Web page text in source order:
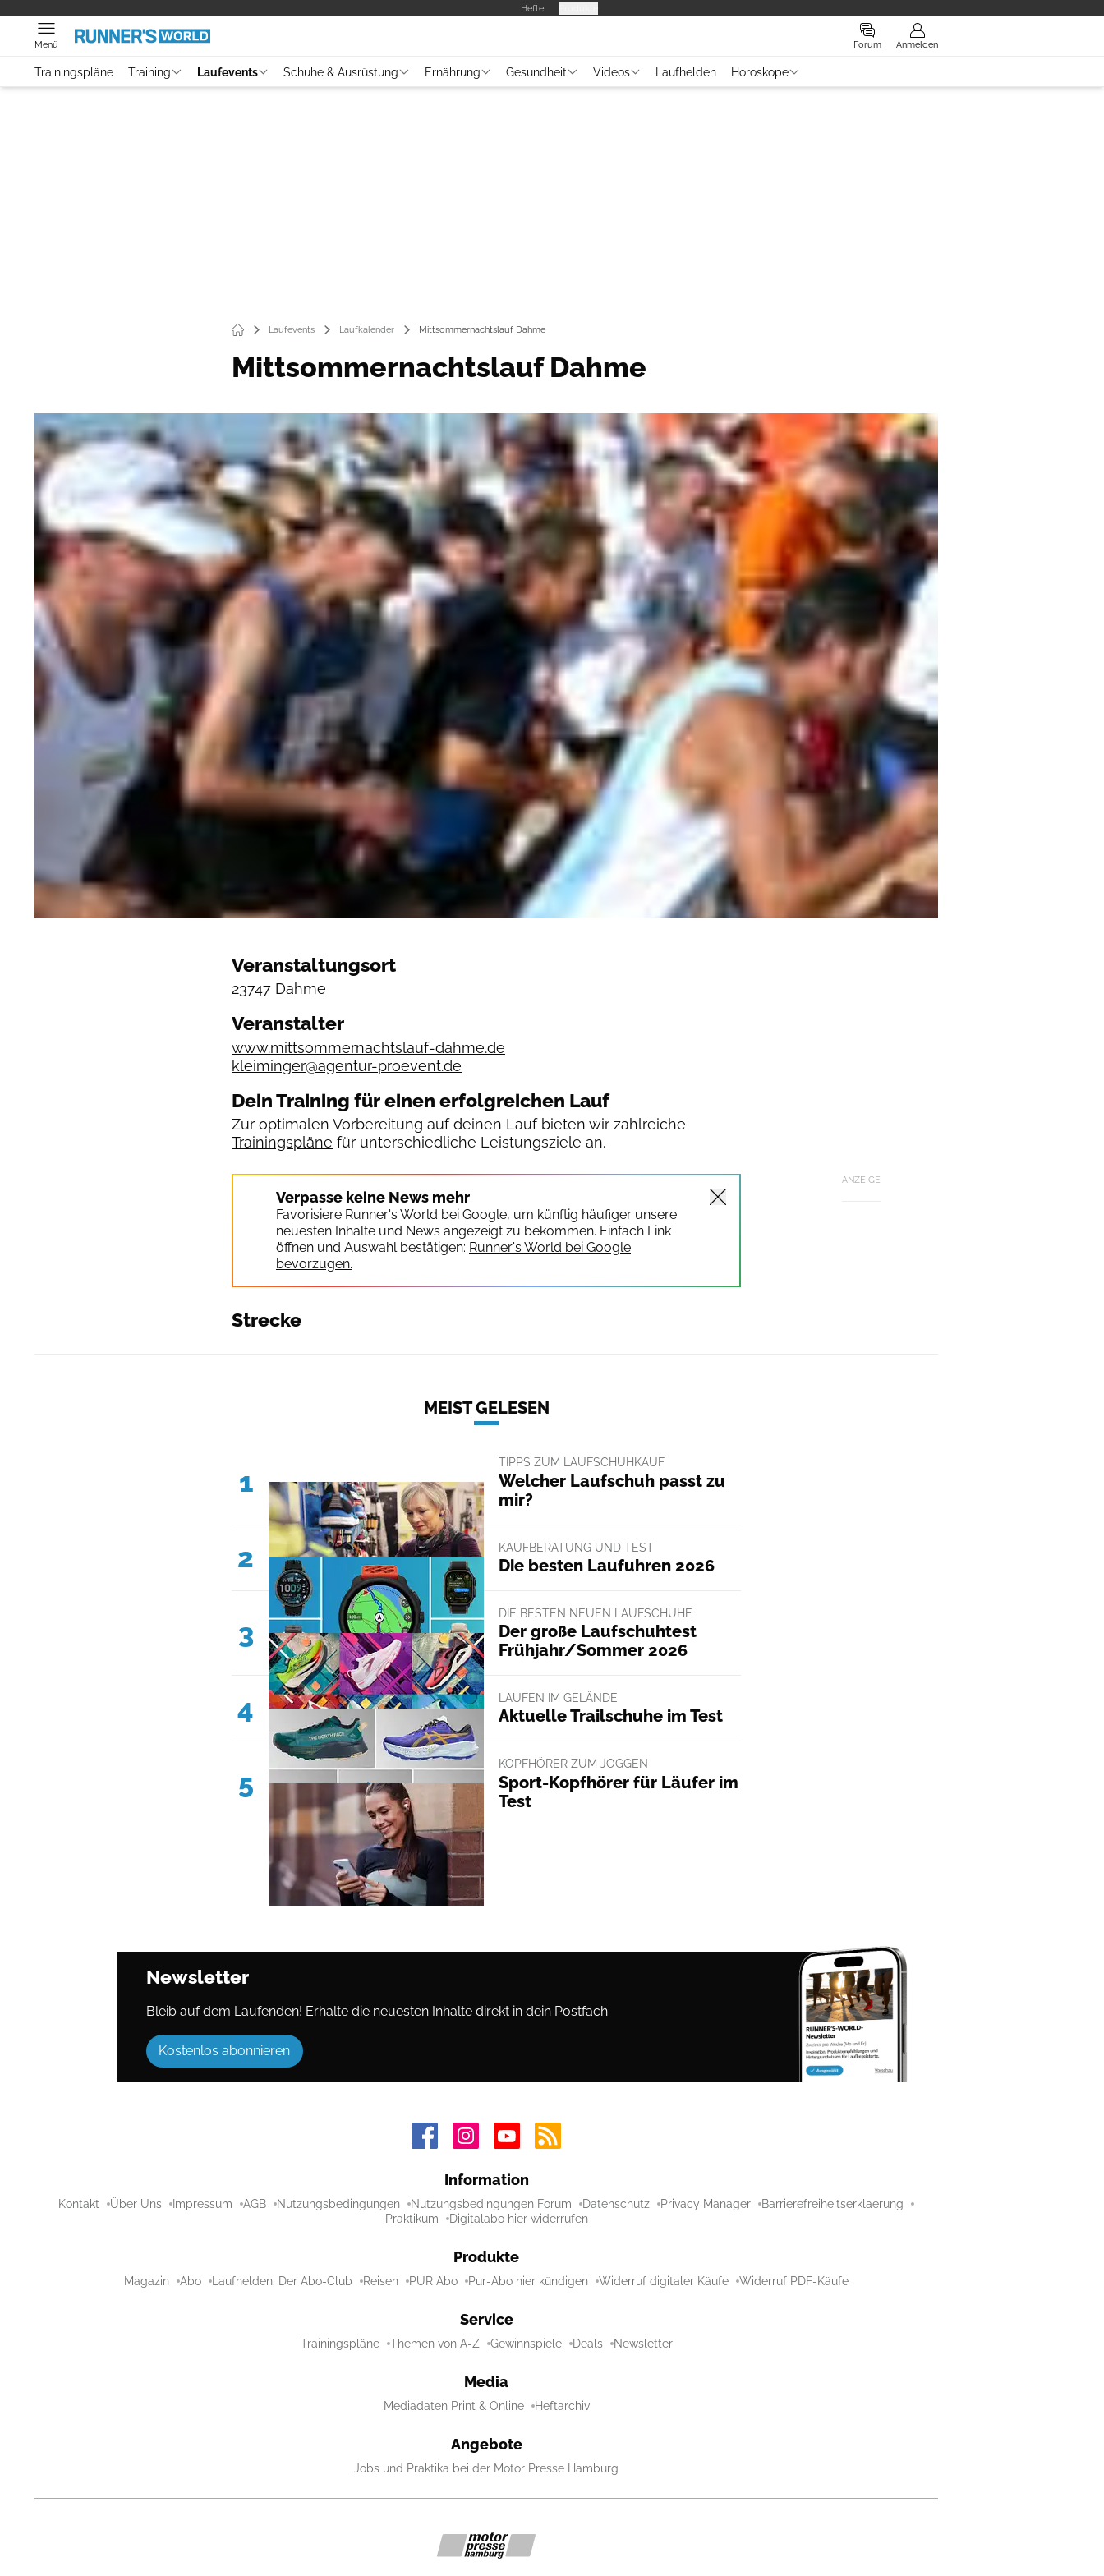
Hefte
Forum Anmelden
Menü
Trainingspläne Training Laufevents Schuhe & Ausrüstung Ernährung Gesundheit Videos Laufhelden Horoskope
Laufevents Laufkalender Mittsommernachtslauf Dahme
Mittsommernachtslauf Dahme
Veranstaltungsort
23747 Dahme
Veranstalter
www.mittsommernachtslauf-dahme.de
kleiminger@agentur-proevent.de
Dein Training für einen erfolgreichen Lauf
Zur optimalen Vorbereitung auf deinen Lauf bieten wir zahlreiche
Trainingspläne für unterschiedliche Leistungsziele an.
ANZEIGE
Verpasse keine News mehr
Favorisiere Runner's World bei Google, um künftig häufiger unsere
neuesten Inhalte und News angezeigt zu bekommen. Einfach Link
öffnen und Auswahl bestätigen: Runner's World bei Google
bevorzugen.
Strecke
MEIST GELESEN
1
TIPPS ZUM LAUFSCHUHKAUF
Welcher Laufschuh passt zu
mir?
2 KAUFBERATUNG UND TEST
Die besten Laufuhren 2026
3
DIE BESTEN NEUEN LAUFSCHUHE
Der große Laufschuhtest
Frühjahr/Sommer 2026
4 LAUFEN IM GELÄNDE
Aktuelle Trailschuhe im Test
5
KOPFHÖRER ZUM JOGGEN
Sport-Kopfhörer für Läufer im
Test
Newsletter
Bleib auf dem Laufenden! Erhalte die neuesten Inhalte direkt in dein Postfach.
Kostenlos abonnieren
Information
Kontakt Über Uns Impressum AGB Nutzungsbedingungen Nutzungsbedingungen Forum Datenschutz Privacy Manager
Barrierefreiheitserklaerung
Praktikum
Digitalabo hier widerrufen
Produkte
Magazin Abo Laufhelden: Der Abo-Club Reisen PUR Abo Pur-Abo hier kündigen Widerruf digitaler Käufe Widerruf PDF-Käufe
Service
Trainingspläne Themen von A-Z Gewinnspiele Deals Newsletter
Media
Mediadaten Print & Online Heftarchiv
Angebote
Jobs und Praktika bei der Motor Presse Hamburg